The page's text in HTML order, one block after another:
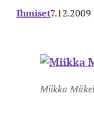
Ihmiset7.12.2009
Miikka